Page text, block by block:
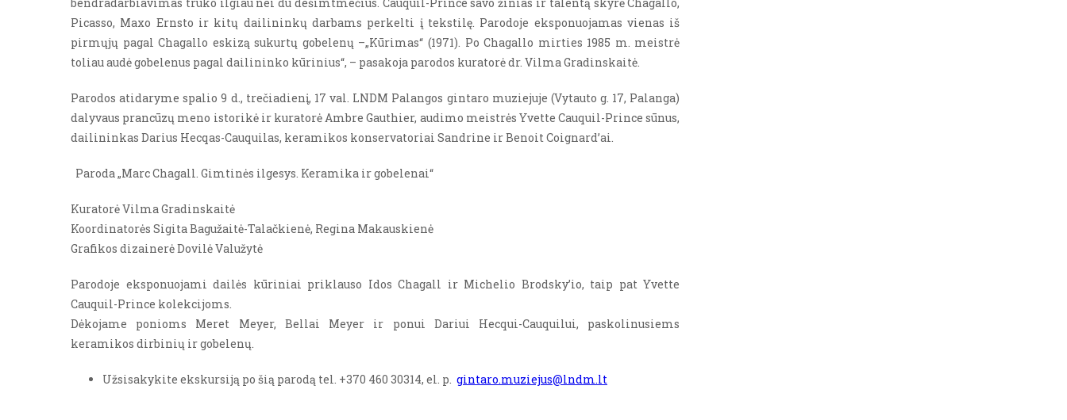
Picasso, Maxo Ernsto ir kitų dailininkų darbams perkelti į tekstilę. Parodoje eksponuojamas vienas iš
pirmųjų pagal Chagallo eskizą sukurtų gobelenų –„Kūrimas“ (1971). Po Chagallo mirties 1985 m. meistrė
toliau audė gobelenus pagal dailininko kūrinius“, – pasakoja parodos kuratorė dr. Vilma Gradinskaitė.
Parodos atidaryme spalio 9 d., trečiadienį, 17 val. LNDM Palangos gintaro muziejuje (Vytauto g. 17, Palanga)
dalyvaus prancūzų meno istorikė ir kuratorė Ambre Gauthier, audimo meistrės Yvette Cauquil-Prince sūnus,
dailininkas Darius Hecqas-Cauquilas, keramikos konservatoriai Sandrine ir Benoit Coignardʼai.
Paroda „Marc Chagall. Gimtinės ilgesys. Keramika ir gobelenai“
Kuratorė Vilma Gradinskaitė
Koordinatorės Sigita Bagužaitė-Talačkienė, Regina Makauskienė
Grafikos dizainerė Dovilė Valužytė
Parodoje eksponuojami dailės kūriniai priklauso Idos Chagall ir Michelio Brodskyʼio, taip pat Yvette
Cauquil-Prince kolekcijoms.
Dėkojame ponioms Meret Meyer, Bellai Meyer ir ponui Dariui Hecqui-Cauquilui, paskolinusiems
keramikos dirbinių ir gobelenų.
Užsisakykite ekskursiją po šią parodą tel. +370 460 30314, el. p. gintaro.muziejus@lndm.lt